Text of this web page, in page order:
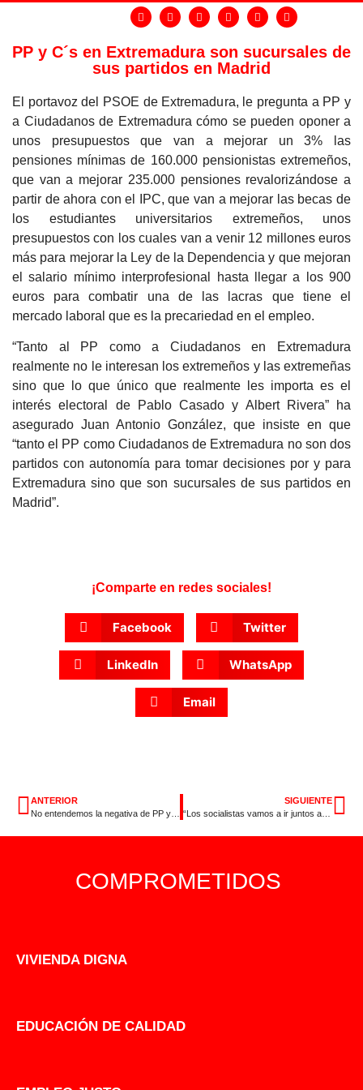
PP y C´s en Extremadura son sucursales de
sus partidos en Madrid
El portavoz del PSOE de Extremadura, le pregunta a PP y
a Ciudadanos de Extremadura cómo se pueden oponer a
unos presupuestos que van a mejorar un 3% las
pensiones mínimas de 160.000 pensionistas extremeños,
que van a mejorar 235.000 pensiones revalorizándose a
partir de ahora con el IPC, que van a mejorar las becas de
los estudiantes universitarios extremeños, unos
presupuestos con los cuales van a venir 12 millones euros
más para mejorar la Ley de la Dependencia y que mejoran
el salario mínimo interprofesional hasta llegar a los 900
euros para combatir una de las lacras que tiene el
mercado laboral que es la precariedad en el empleo.
“Tanto al PP como a Ciudadanos en Extremadura
realmente no le interesan los extremeños y las extremeñas
sino que lo que único que realmente les importa es el
interés electoral de Pablo Casado y Albert Rivera” ha
asegurado Juan Antonio González, que insiste en que
“tanto el PP como Ciudadanos de Extremadura no son dos
partidos con autonomía para tomar decisiones por y para
Extremadura sino que son sucursales de sus partidos en
Madrid”.
¡Comparte en redes sociales!
Facebook Twitter
LinkedIn WhatsApp
Email
ANTERIOR
SIGUIENTE
COMPROMETIDOS
VIVIENDA DIGNA
EDUCACIÓN DE CALIDAD